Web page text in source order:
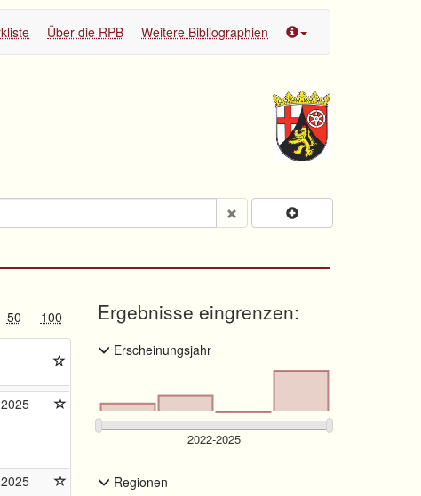
Über die RPB Weitere Bibliographien
50 100
2025
2025
Ergebnisse eingrenzen:
Erscheinungsjahr
Regionen